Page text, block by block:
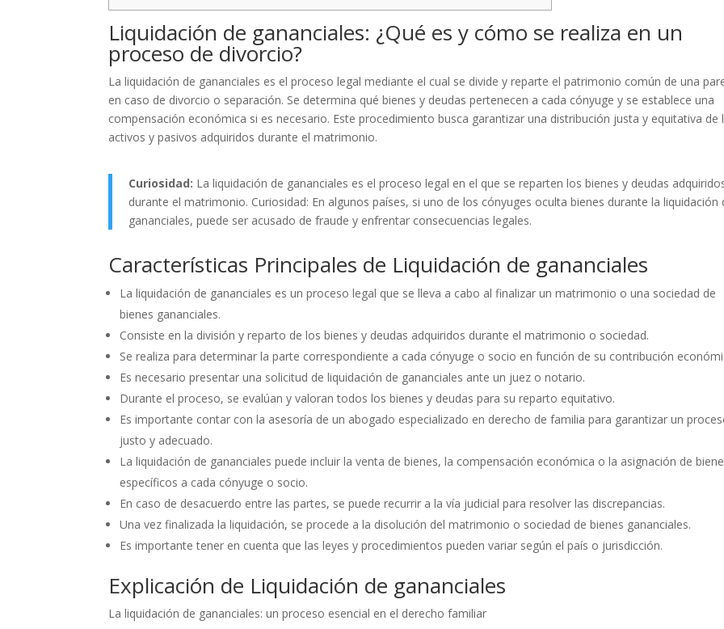
Liquidación de gananciales: ¿Qué es y cómo se realiza en un
proceso de divorcio?
La liquidación de gananciales es el proceso legal mediante el cual se divide y reparte el patrimonio común de una
en caso de divorcio o separación. Se determina qué bienes y deudas pertenecen a cada cónyuge y se establece una
compensación económica si es necesario. Este procedimiento busca garantizar una distribución justa y equitativa de
activos y pasivos adquiridos durante el matrimonio.
Curiosidad: La liquidación de gananciales es el proceso legal en el que se reparten los bienes y deudas
durante el matrimonio. Curiosidad: En algunos países, si uno de los cónyuges oculta bienes durante la liquidación
gananciales, puede ser acusado de fraude y enfrentar consecuencias legales.
Características Principales de Liquidación de gananciales
La liquidación de gananciales es un proceso legal que se lleva a cabo al finalizar un matrimonio o una sociedad de
bienes gananciales.
Consiste en la división y reparto de los bienes y deudas adquiridos durante el matrimonio o sociedad.
Se realiza para determinar la parte correspondiente a cada cónyuge o socio en función de su contribución
Es necesario presentar una solicitud de liquidación de gananciales ante un juez o notario.
Durante el proceso, se evalúan y valoran todos los bienes y deudas para su reparto equitativo.
Es importante contar con la asesoría de un abogado especializado en derecho de familia para garantizar un
justo y adecuado.
La liquidación de gananciales puede incluir la venta de bienes, la compensación económica o la asignación de
específicos a cada cónyuge o socio.
En caso de desacuerdo entre las partes, se puede recurrir a la vía judicial para resolver las discrepancias.
Una vez finalizada la liquidación, se procede a la disolución del matrimonio o sociedad de bienes gananciales.
Es importante tener en cuenta que las leyes y procedimientos pueden variar según el país o jurisdicción.
Explicación de Liquidación de gananciales
La liquidación de gananciales: un proceso esencial en el derecho familiar